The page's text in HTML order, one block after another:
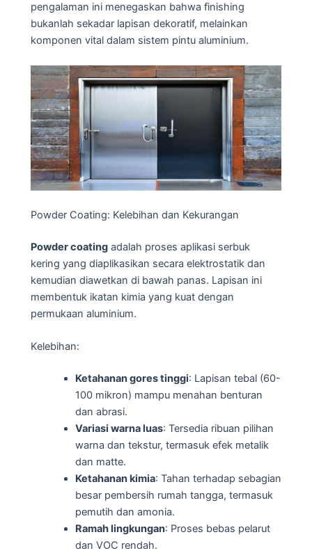
pengalaman ini menegaskan bahwa finishing
bukanlah sekadar lapisan dekoratif, melainkan
komponen vital dalam sistem pintu aluminium.
Powder Coating: Kelebihan dan Kekurangan
Powder coating adalah proses aplikasi serbuk
kering yang diaplikasikan secara elektrostatik dan
kemudian diawetkan di bawah panas. Lapisan ini
membentuk ikatan kimia yang kuat dengan
permukaan aluminium.
Kelebihan:
Ketahanan gores tinggi: Lapisan tebal (60-
100 mikron) mampu menahan benturan
dan abrasi.
Variasi warna luas: Tersedia ribuan pilihan
warna dan tekstur, termasuk efek metalik
dan matte.
Ketahanan kimia: Tahan terhadap sebagian
besar pembersih rumah tangga, termasuk
pemutih dan amonia.
Ramah lingkungan: Proses bebas pelarut
dan VOC rendah.